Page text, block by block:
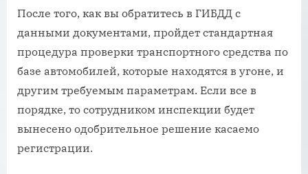
После того, как вы обратитесь в ГИБДД с
данными документами, пройдет стандартная
процедура проверки транспортного средства по
базе автомобилей, которые находятся в угоне, и
другим требуемым параметрам. Если все в
порядке, то сотрудником инспекции будет
вынесено одобрительное решение касаемо
регистрации.